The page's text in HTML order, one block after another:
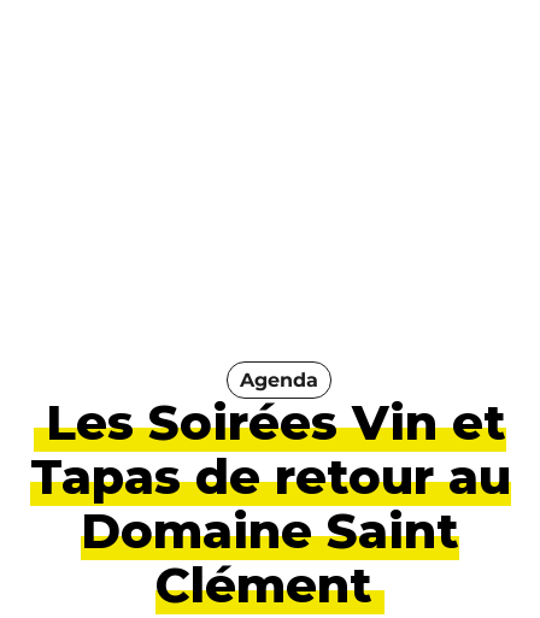
Agenda
Les Soirées Vin et
Tapas de retour au
Domaine Saint
Clément